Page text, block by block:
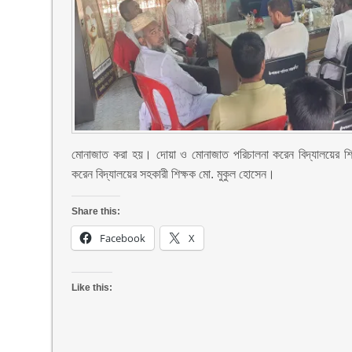
মোনাজাত করা হয়। দোয়া ও মোনাজাত পরিচালনা করেন বিদ্যালয়ের
করেন বিদ্যালয়ের সহকারী শিক্ষক মো. মুকুল হোসেন।
Share this:
Facebook X
Like this: